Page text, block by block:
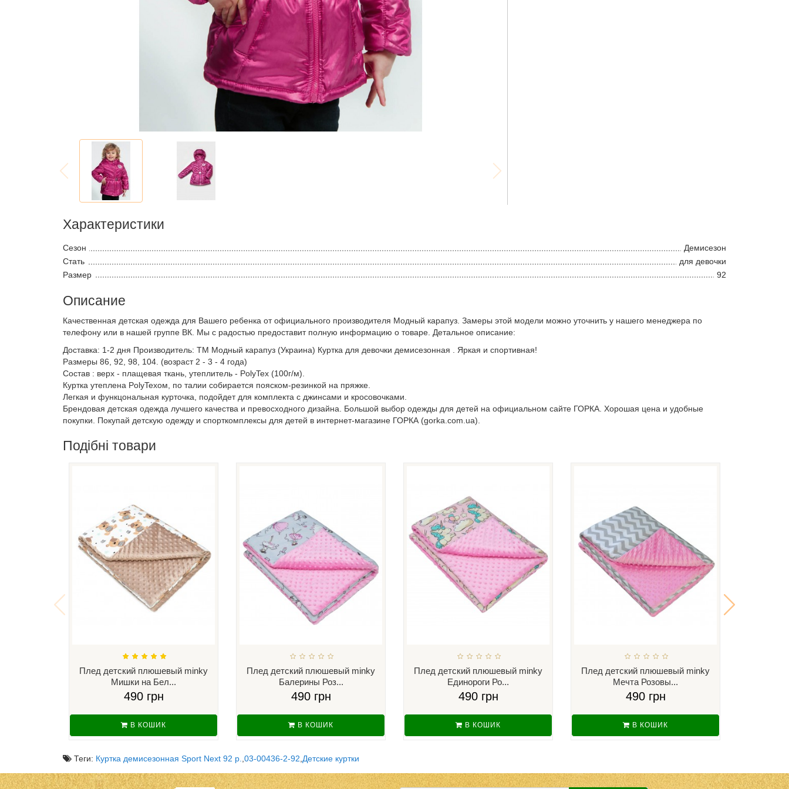
Характеристики
Сезон
Демисезон
Стать
для девочки
Размер
92
Описание
Качественная детская одежда для Вашего ребенка от официального производителя Модный карапуз. Замеры этой модели можно уточнить у нашего менеджера по
телефону или в нашей группе ВК. Мы с радостью предоставит полную информацию о товаре. Детальное описание:
Доставка: 1-2 дня Производитель: ТМ Модный карапуз (Украина) Куртка для девочки демисезонная . Яркая и спортивная!
Размеры 86, 92, 98, 104. (возраст 2 - 3 - 4 года)
Состав : верх - плащевая ткань, утеплитель - PolyTex (100г/м).
Куртка утеплена PolyTexом, по талии собирается пояском-резинкой на пряжке.
Легкая и функцональная курточка, подойдет для комплекта с джинсами и кросовочками.
Брендовая детская одежда лучшего качества и превосходного дизайна. Большой выбор одежды для детей на официальном сайте ГОРКА. Хорошая цена и удобные
покупки. Покупай детскую одежду и спорткомплексы для детей в интернет-магазине ГОРКА (gorka.com.ua).
Подібні товари
Плед детский плюшевый minky
Мишки на Бел...
490 грн
В КОШИК
Плед детский плюшевый minky
Балерины Роз...
490 грн
В КОШИК
Плед детский плюшевый minky
Единороги Ро...
490 грн
В КОШИК
Плед детский плюшевый minky
Мечта Розовы...
490 грн
В КОШИК
Теги: Куртка демисезонная Sport Next 92 р.,03-00436-2-92,Детские куртки